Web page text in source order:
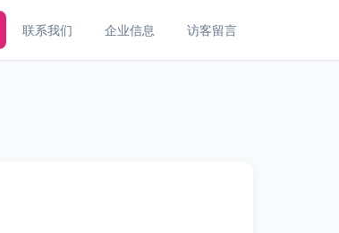
联系我们 企业信息 访客留言